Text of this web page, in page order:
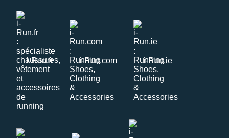
i-Run.fr i-Run.com i-Run.ie